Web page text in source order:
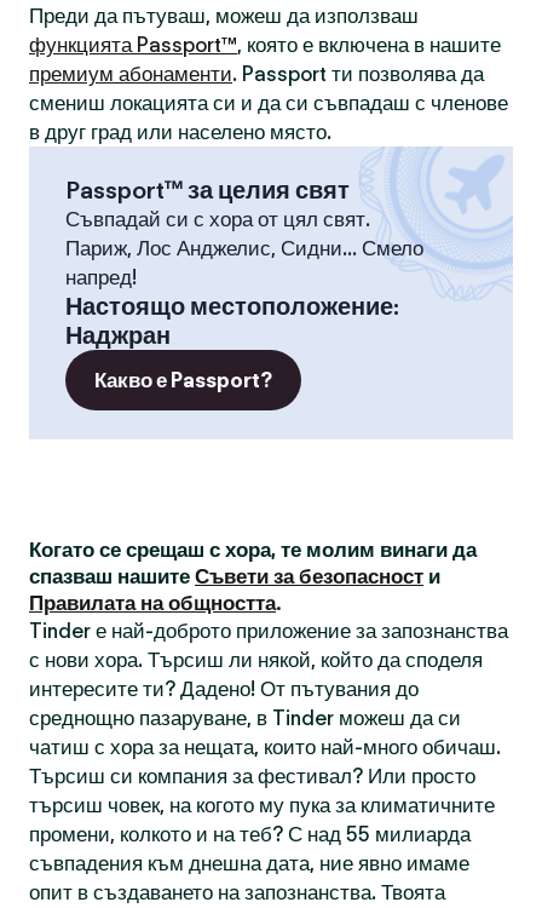
Преди да пътуваш, можеш да използваш
функцията Passport™, която е включена в нашите
премиум абонаменти. Passport ти позволява да
смениш локацията си и да си съвпадаш с членове
в друг град или населено място.
Passport™ за целия свят
Съвпадай си с хора от цял свят.
Париж, Лос Анджелис, Сидни... Смело
напред!
Настоящо местоположение:
Наджран
Какво е Passport?
Когато се срещаш с хора, те молим винаги да
спазваш нашите Съвети за безопасност и
Правилата на общността.
Tinder е най-доброто приложение за запознанства
с нови хора. Търсиш ли някой, който да споделя
интересите ти? Дадено! От пътувания до
среднощно пазаруване, в Tinder можеш да си
чатиш с хора за нещата, които най-много обичаш.
Търсиш си компания за фестивал? Или просто
търсиш човек, на когото му пука за климатичните
промени, колкото и на теб? С над 55 милиарда
съвпадения към днешна дата, ние явно имаме
опит в създаването на запознанства. Твоята